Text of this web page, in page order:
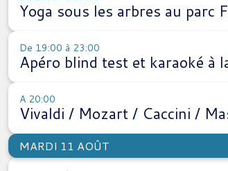
Yoga sous les arbres au parc
De 19:00 à 23:00
Apéro blind test et karaoké à
A 20:00
Vivaldi / Mozart / Caccini /
MARDI 11 AOÛT